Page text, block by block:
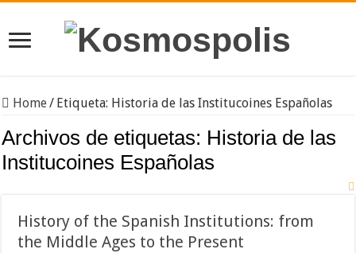
Home/ Etiqueta: Historia de las Institucoines Españolas
Archivos de etiquetas: Historia de las
Institucoines Españolas
History of the Spanish Institutions: from
the Middle Ages to the Present